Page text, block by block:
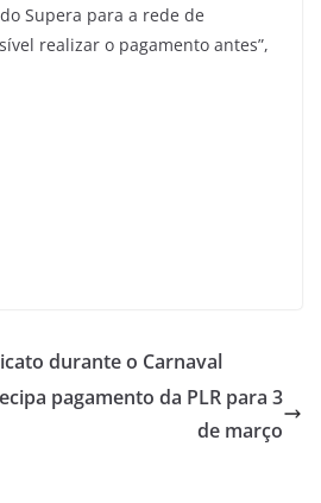
Supera para a rede de
realizar o pagamento antes”,
durante o Carnaval
pagamento da PLR para 3
de março